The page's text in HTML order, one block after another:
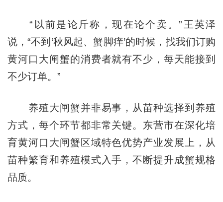
“以前是论斤称，现在论个卖。”王英泽
说，“不到‘秋风起、蟹脚痒’的时候，找我们订购
黄河口大闸蟹的消费者就有不少，每天能接到
不少订单。”
养殖大闸蟹并非易事，从苗种选择到养殖
方式，每个环节都非常关键。东营市在深化培
育黄河口大闸蟹区域特色优势产业发展上，从
苗种繁育和养殖模式入手，不断提升成蟹规格
品质。